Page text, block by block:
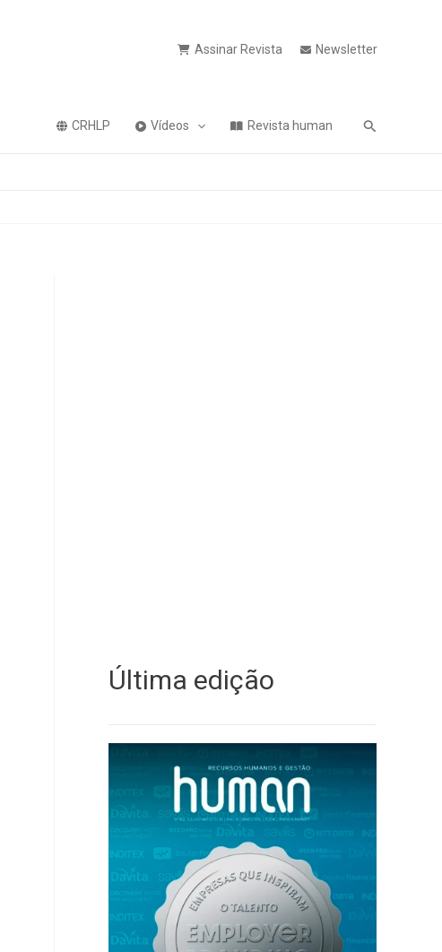
Assinar Revista Newsletter
CRHLP Vídeos Revista human Pesquisa
Última edição